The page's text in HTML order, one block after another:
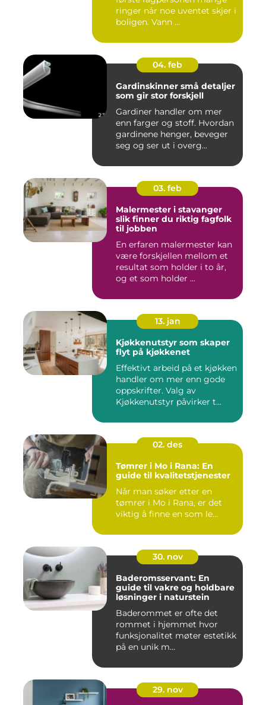
ringer når noe uventet skjer i
boligen. Vann ...
04. feb
Gardinskinner små detaljer
som gir stor forskjell
Gardiner handler om mer
enn farger og stoff. Hvordan
gardinene henger, beveger
seg og ser ut i overg...
03. feb
Malermester i stavanger
slik finner du riktig fagfolk
til jobben
En erfaren malermester kan
være forskjellen mellom et
resultat som holder i to år,
og et som holder ...
13. jan
Kjøkkenutstyr som skaper
flyt på kjøkkenet
Effektivt arbeid på et kjøkken
handler om mer enn gode
oppskrifter. Valg av
Kjøkkenutstyr påvirker t...
02. des
Tømrer i Mo i Rana: En
guide til kvalitetstjenester
Når man søker etter en
tømrer i Mo i Rana, er det
viktig å finne en som le...
30. nov
Baderomsservant: En
guide til vakre og holdbare
løsninger i naturstein
Baderommet er ofte det
rommet i hjemmet hvor
funksjonalitet møter estetikk
på en unik m...
29. nov